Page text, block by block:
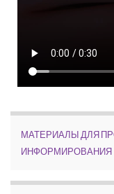
МАТЕРИАЛЫ ДЛЯ
ИНФОРМИРОВАНИЯ